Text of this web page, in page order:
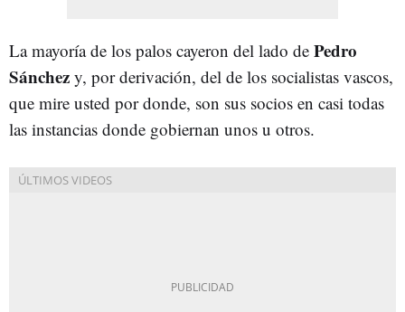
La mayoría de los palos cayeron del lado de Pedro
Sánchez y, por derivación, del de los socialistas vascos,
que mire usted por donde, son sus socios en casi todas
las instancias donde gobiernan unos u otros.